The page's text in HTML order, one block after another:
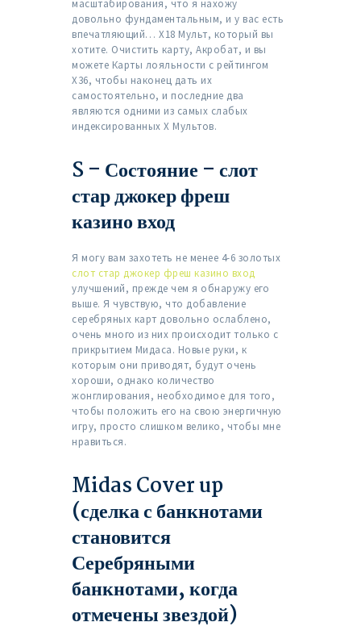
масштабирования, что я нахожу
довольно фундаментальным, и у вас есть
впечатляющий… X18 Мульт, который вы
хотите. Очистить карту, Акробат, и вы
можете Карты лояльности с рейтингом
X36, чтобы наконец дать их
самостоятельно, и последние два
являются одними из самых слабых
индексированных X Мультов.
S – Состояние – слот
стар джокер фреш
казино вход
Я могу вам захотеть не менее 4-6 золотых
слот стар джокер фреш казино вход
улучшений, прежде чем я обнаружу его
выше. Я чувствую, что добавление
серебряных карт довольно ослаблено,
очень много из них происходит только с
прикрытием Мидаса. Новые руки, к
которым они приводят, будут очень
хороши, однако количество
жонглирования, необходимое для того,
чтобы положить его на свою энергичную
игру, просто слишком велико, чтобы мне
нравиться.
Midas Cover up
(сделка с банкнотами
становится
Серебряными
банкнотами, когда
отмечены звездой)